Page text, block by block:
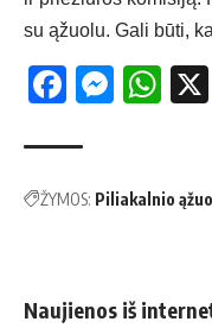
su ąžuolu. Gali būti,
ŽYMOS: Piliakalnio
Naujienos iš